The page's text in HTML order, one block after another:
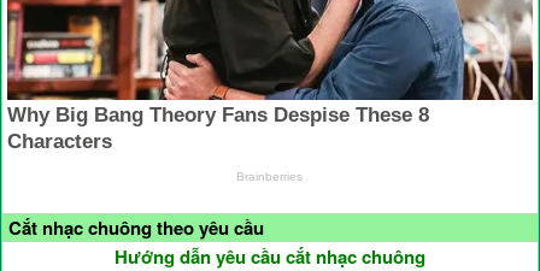
Cắt nhạc chuông theo yêu cầu
Hướng dẫn yêu cầu cắt nhạc chuông